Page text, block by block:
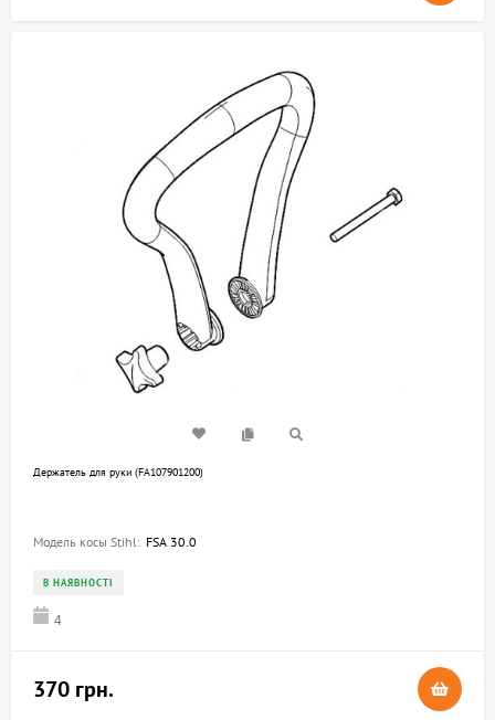
Держатель для руки (FA107901200)
Модель косы Stihl: FSA 30.0
В НАЯВНОСТІ
4
370 грн.